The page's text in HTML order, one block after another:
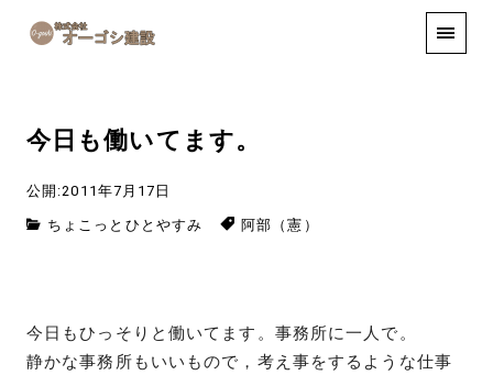
手しごと
今日も働いてます。
公開:2011年7月17日
ちょこっとひとやすみ 阿部（憲）
今日もひっそりと働いてます。事務所に一人で。
静かな事務所もいいもので，考え事をするような仕事